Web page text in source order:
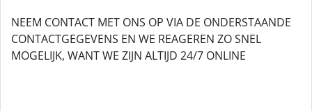
NEEM CONTACT MET ONS OP VIA DE ONDERSTAANDE
CONTACTGEGEVENS EN WE REAGEREN ZO SNEL
MOGELIJK, WANT WE ZIJN ALTIJD 24/7 ONLINE